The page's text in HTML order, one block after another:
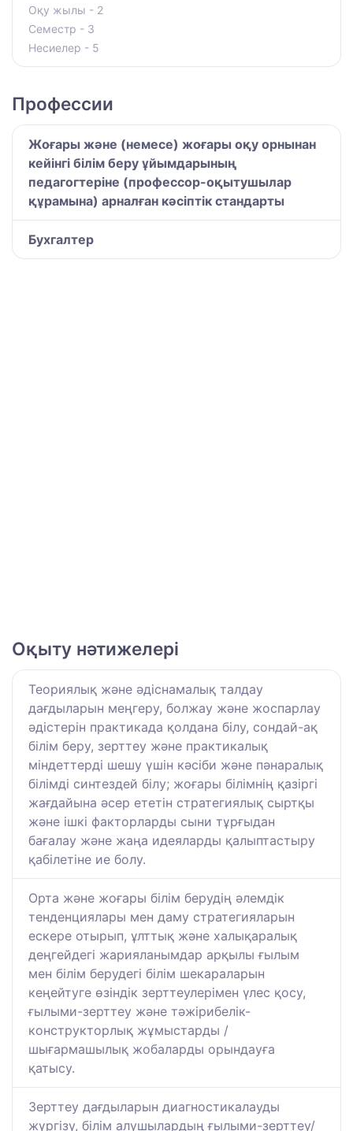
Оқу жылы - 2
Семестр - 3
Несиелер - 5
Профессии
Жоғары және (немесе) жоғары оқу орнынан
кейінгі білім беру ұйымдарының
педагогтеріне (профессор-оқытушылар
құрамына) арналған кәсіптік стандарты
Бухгалтер
Оқыту нәтижелері
Теориялық және әдіснамалық талдау
дағдыларын меңгеру, болжау және жоспарлау
әдістерін практикада қолдана білу, сондай-ақ
білім беру, зерттеу және практикалық
міндеттерді шешу үшін кәсіби және пәнаралық
білімді синтездей білу; жоғары білімнің қазіргі
жағдайына әсер ететін стратегиялық сыртқы
және ішкі факторларды сыни тұрғыдан
бағалау және жаңа идеяларды қалыптастыру
қабілетіне ие болу.
Орта және жоғары білім берудің әлемдік
тенденциялары мен даму стратегияларын
ескере отырып, ұлттық және халықаралық
деңгейдегі жарияланымдар арқылы ғылым
мен білім берудегі білім шекараларын
кеңейтуге өзіндік зерттеулерімен үлес қосу,
ғылыми-зерттеу және тәжірибелік-
конструкторлық жұмыстарды /
шығармашылық жобаларды орындауға
қатысу.
Зерттеу дағдыларын диагностикалауды
жүргізу, білім алушылардың ғылыми-зерттеу/